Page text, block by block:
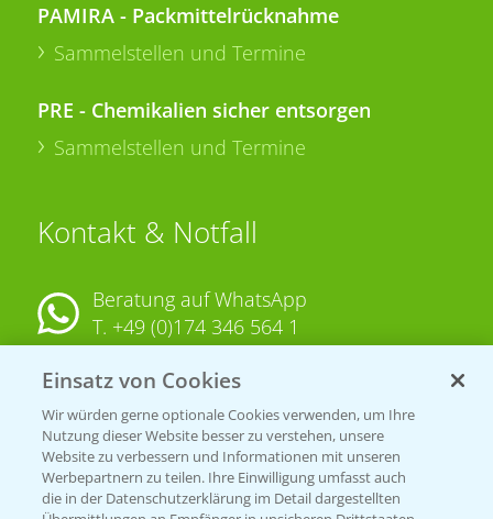
PAMIRA - Packmittelrücknahme
Sammelstellen und Termine
PRE - Chemikalien sicher entsorgen
Sammelstellen und Termine
Kontakt & Notfall
Beratung auf WhatsApp
T. +49 (0)174 346 564 1
KONTAKT
Hilfe in Notfällen
T.+49 (0)214/30-20220
Einsatz von Cookies
Wir würden gerne optionale Cookies verwenden, um Ihre
Nutzung dieser Website besser zu verstehen, unsere
Website zu verbessern und Informationen mit unseren
Werbepartnern zu teilen. Ihre Einwilligung umfasst auch
die in der Datenschutzerklärung im Detail dargestellten